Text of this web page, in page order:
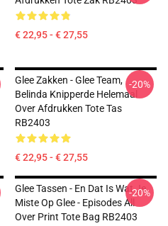
€ 22,95 - € 27,55
Glee Zakken - Glee Team,
Belinda Knipperde Helemaal
Over Afdrukken Tote Tas
RB2403
€ 22,95 - € 27,55
-20%
Glee Tassen - En Dat Is Wat Je
Miste Op Glee - Episodes All
Over Print Tote Bag RB2403
-20%